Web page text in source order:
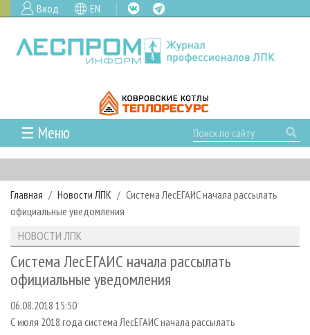
Вход EN
☰ Меню
ГЛАВНАЯ
РУБРИКИ И ТЕМЫ
РУБРИКИ ЖУРНАЛА
ЛЕСОЗАГОТОВКА
ЛЕСОПИЛЕНИЕ
СУШКА ДРЕВЕСИНЫ
НОВОСТИ
НОВОСТИ ЛПК
НОВОСТИ ЖУРНАЛА
ПРОЕКТЫ ЛПИ
АНАЛИТИКА
ПРЕДПРИЯТИЯ ЛПК
ПЕРСОНЫ
АРХИВ ЖУРНАЛОВ
О ЖУРНАЛЕ
ПОДПИСКА
КОНТАКТЫ
РЕКЛАМОДАТЕЛЯМ
РЕКЛАМА
Главная Новости ЛПК
Система ЛесЕГАИС начала рассылать
официальные уведомления
НОВОСТИ ЛПК
Система ЛесЕГАИС начала рассылать
официальные уведомления
06.08.2018 15:50
С июля 2018 года система ЛесЕГАИС начала рассылать